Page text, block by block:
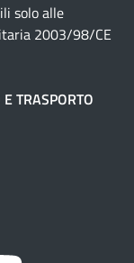
solo alle
2003/98/CE
TRASPORTO